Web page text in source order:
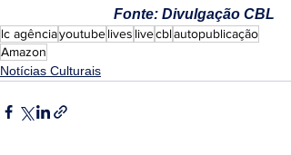
Fonte: Divulgação CBL
lc agênciayoutubelives livecblautopublicação
Amazon
Notícias Culturais